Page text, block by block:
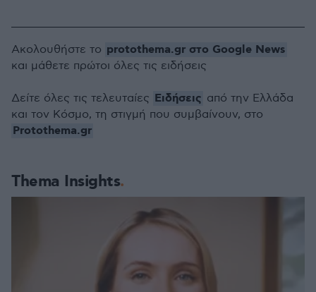
Thema Insights
Ακολουθήστε το protothema.gr στο Google News
και μάθετε πρώτοι όλες τις ειδήσεις
Δείτε όλες τις τελευταίες Ειδήσεις από την Ελλάδα
και τον Κόσμο, τη στιγμή που συμβαίνουν, στο
Protothema.gr